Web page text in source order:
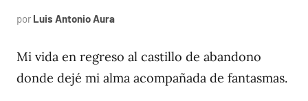
por Luis Antonio Aura
1996
Mi vida en regreso al castillo de abandono
donde dejé mi alma acompañada de fantasmas.